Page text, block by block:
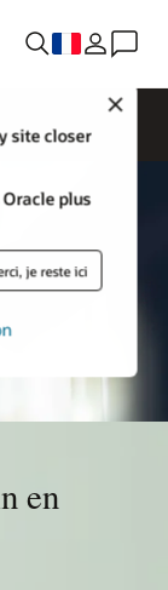
site closer
plus
je reste ici
en